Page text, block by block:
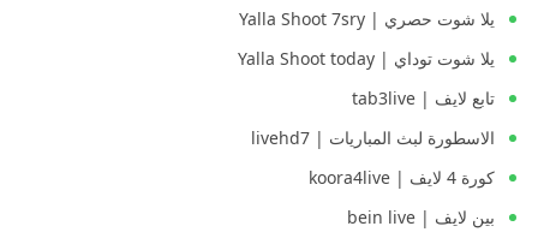
يلا شوت حصري | Yalla Shoot 7sry
يلا شوت توداي | Yalla Shoot today
تابع لايف | tab3live
الاسطورة لبث المباريات | livehd7
كورة 4 لايف | koora4live
بين لايف | bein live